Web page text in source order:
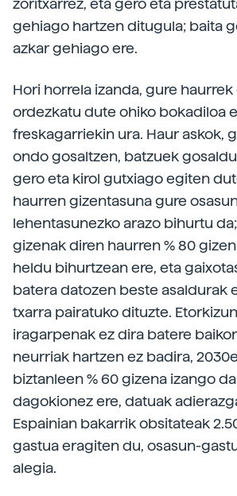
zoritxarrez, eta gero eta
gehiago hartzen ditugula; baita
azkar gehiago ere.
Hori horrela izanda, gure
ordezkatu dute ohiko bokadiloa
freskagarriekin ura. Haur askok,
ondo gosaltzen, batzuek
gero eta kirol gutxiago egiten
haurren gizentasuna gure
lehentasunezko arazo bihurtu
gizenak diren haurren % 80
heldu bihurtzean ere, eta
batera datozen beste asaldurak
txarra pairatuko dituzte.
iragarpenak ez dira batere
neurriak hartzen ez badira,
biztanleen % 60 gizena izango
dagokionez ere, datuak
Espainian bakarrik obsitateak
gastua eragiten du, osasun-gastu
alegia.